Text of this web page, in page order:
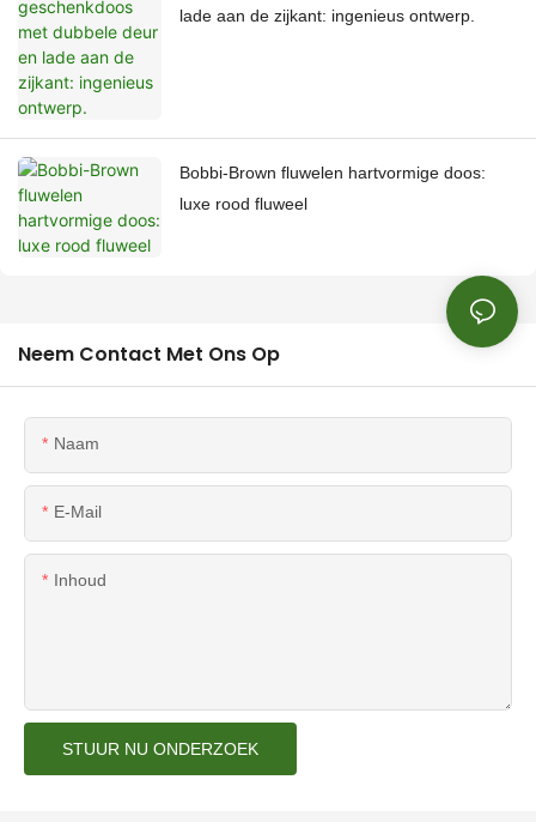
lade aan de zijkant: ingenieus ontwerp.
Bobbi-Brown fluwelen hartvormige doos:
luxe rood fluweel
Neem Contact Met Ons Op
Naam
E-Mail
Inhoud
STUUR NU ONDERZOEK